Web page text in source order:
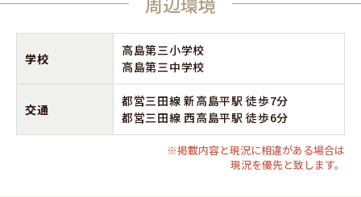
学校
高島第三小学校
高島第三中学校
交通
都営三田線 新高島平駅 徒歩7分
都営三田線 西高島平駅 徒歩6分
※掲載内容と現況に相違がある場合は
現況を優先と致します。